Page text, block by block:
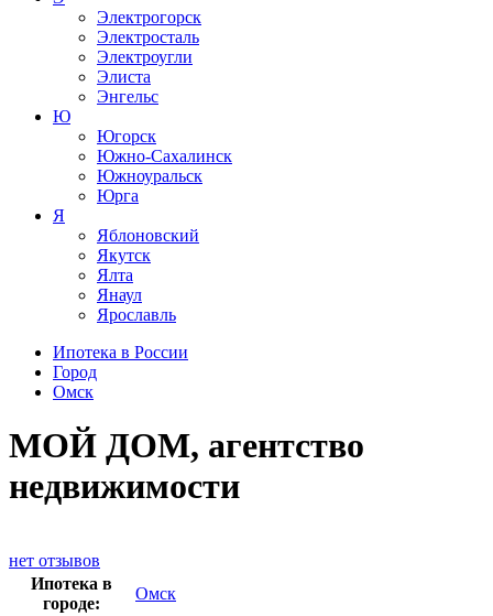
Электрогорск
Электросталь
Электроугли
Элиста
Энгельс
Ю
Югорск
Южно-Сахалинск
Южноуральск
Юрга
Я
Яблоновский
Якутск
Ялта
Янаул
Ярославль
Ипотека в России
Город
Омск
МОЙ ДОМ, агентство
недвижимости
нет отзывов
Ипотека в
городе:
Омск